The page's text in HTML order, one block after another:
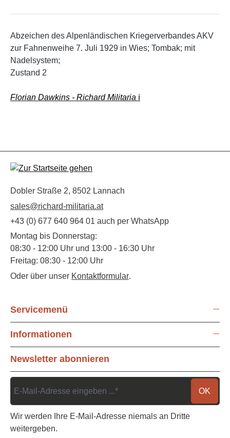
Abzeichen des Alpenländischen Kriegerverbandes AKV
zur Fahnenweihe 7. Juli 1929 in Wies; Tombak; mit
Nadelsystem;
Zustand 2
Florian Dawkins - Richard Militaria ℹ️
Dobler Straße 2, 8502 Lannach
sales@richard-militaria.at
+43 (0) 677 640 964 01 auch per WhatsApp
Montag bis Donnerstag:
08:30 - 12:00 Uhr und 13:00 - 16:30 Uhr
Freitag: 08:30 - 12:00 Uhr
Oder über unser Kontaktformular.
Servicemenü
Informationen
Newsletter abonnieren
OK
Wir werden Ihre E-Mail-Adresse niemals an Dritte
weitergeben.